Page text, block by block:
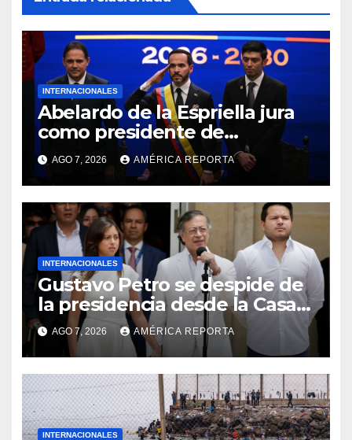
INTERNACIONALES
Abelardo de la Espriella jura
como presidente de
Colombia para el periodo
2026-2030
AGO 7, 2026 AMÉRICA REPORTA
INTERNACIONALES
Gustavo Petro se despide de
la presidencia desde la Casa
de Nariño
AGO 7, 2026 AMÉRICA REPORTA
INTERNACIONALES